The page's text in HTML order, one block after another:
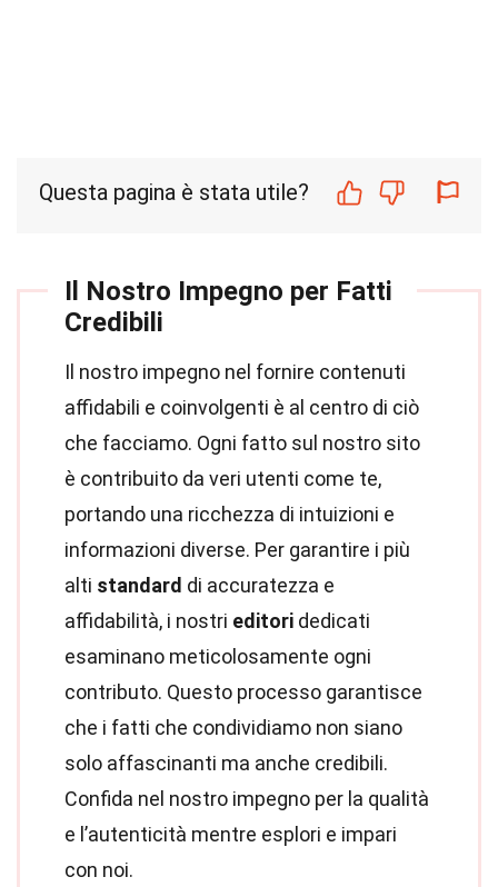
Questa pagina è stata utile?
Il Nostro Impegno per Fatti
Credibili
Il nostro impegno nel fornire contenuti
affidabili e coinvolgenti è al centro di ciò
che facciamo. Ogni fatto sul nostro sito
è contribuito da veri utenti come te,
portando una ricchezza di intuizioni e
informazioni diverse. Per garantire i più
alti standard di accuratezza e
affidabilità, i nostri editori dedicati
esaminano meticolosamente ogni
contributo. Questo processo garantisce
che i fatti che condividiamo non siano
solo affascinanti ma anche credibili.
Confida nel nostro impegno per la qualità
e l’autenticità mentre esplori e impari
con noi.